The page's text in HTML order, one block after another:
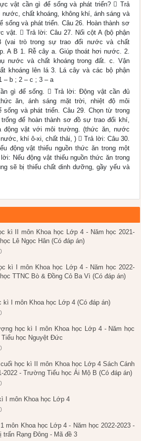
vật cần gì để sống và phát triển?  Trả
chất khoáng, không khí, ánh sáng và
sống và phát triển. Câu 26. Hoàn thành sơ
vật.  Trả lời: Câu 27. Nối cột A (bộ phận
(vai trò trong sự trao đổi nước và chất
A B 1. Rễ cây a. Giúp thoát hơi nước. 2.
nước và chất khoáng trong đất. c. Vận
khoáng lên lá 3. Lá cây và các bộ phận
– b ; 2 – c ; 3 – a
gì để sống.  Trả lời: Động vật cần đủ
ăn, ánh sáng mặt trời, nhiệt độ môi
và phát triển. Câu 29. Chọn từ trong
để hoàn thành sơ đồ sự trao đổi khí,
động vật với môi trường. (thức ăn, nước
khí ô-xi, chất thải, )  Trả lời: Câu 30.
động vật thiếu nguồn thức ăn trong một
Nếu động vật thiếu nguồn thức ăn trong
sẽ bị thiếu chất dinh dưỡng, gầy yếu và
kì II môn Khoa học Lớp 4 - Năm học 2021-
Lê Ngọc Hân (Có đáp án)
kì I môn Khoa học Lớp 4 - Năm học 2022-
TTNC Bò & Đồng Cỏ Ba Vì (Có đáp án)
kì I môn Khoa học Lớp 4 (Có đáp án)
học kì I môn Khoa học Lớp 4 - Năm học
học Nguyệt Đức
học kì II môn Khoa học Lớp 4 Sách Cánh
2022 - Trường Tiểu học Ái Mộ B (Có đáp án)
I môn Khoa học Lớp 4
môn Khoa học Lớp 4 - Năm học 2022-2023 -
trấn Rạng Đông - Mã đề 3